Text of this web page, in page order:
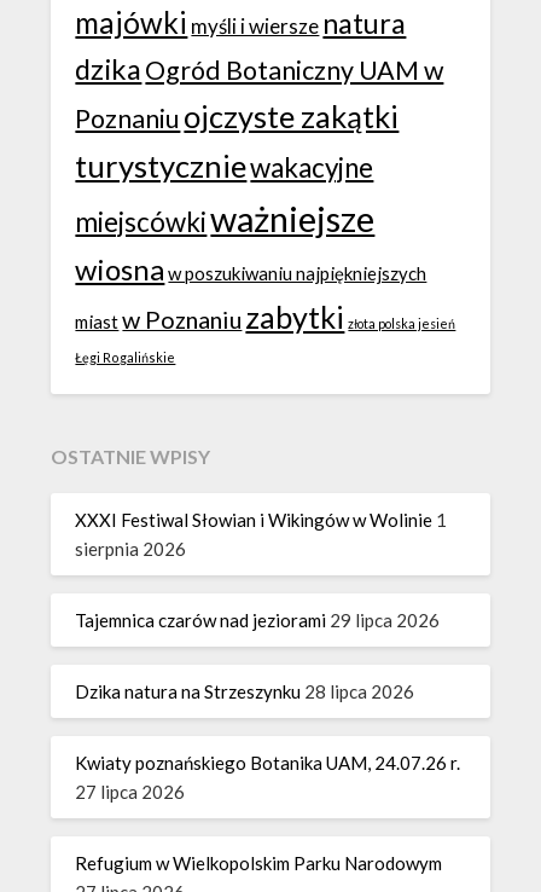
majówki myśli i wiersze natura
dzikaOgród Botaniczny UAM w
Poznaniu ojczyste zakątki
turystyczniewakacyjne
miejscówkiważniejsze
wiosna w poszukiwaniu najpiękniejszych
miastw Poznaniu zabytki złota polska jesień
Łęgi Rogalińskie
OSTATNIE WPISY
XXXI Festiwal Słowian i Wikingów w Wolinie 1
sierpnia 2026
Tajemnica czarów nad jeziorami 29 lipca 2026
Dzika natura na Strzeszynku 28 lipca 2026
Kwiaty poznańskiego Botanika UAM, 24.07.26 r.
27 lipca 2026
Refugium w Wielkopolskim Parku Narodowym